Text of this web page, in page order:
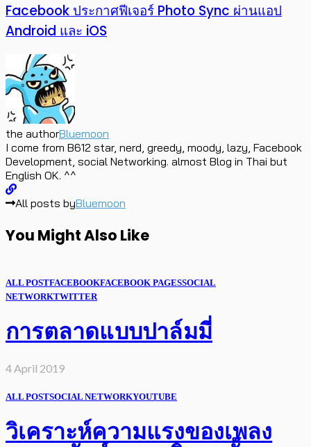
Facebook ประกาศฟีเจอร์ Photo Sync ผ่านแอป
Android และ iOS
the authorBluemoon
I come from B612 star, nerd, greedy, moody, lazy, Facebook
Development, social Networking. almost Blog in Thai but
English OK. ^^
All posts byBluemoon
You Might Also Like
ALL POSTFACEBOOKFACEBOOK PAGESSOCIAL
NETWORKTWITTER
การตลาดแบบปาล์มมี่
4 April 2019
ALL POSTSOCIAL NETWORKYOUTUBE
วิเคราะห์ความแรงของเพลง